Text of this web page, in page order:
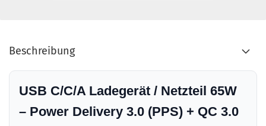
Beschreibung
USB C/C/A Ladegerät / Netzteil 65W
– Power Delivery 3.0 (PPS) + QC 3.0